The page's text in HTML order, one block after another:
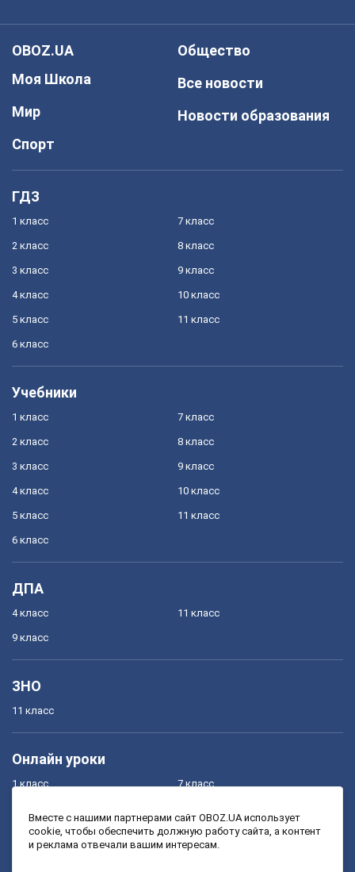
OBOZ.UA
Моя Школа
Мир
Спорт
Общество
Все новости
Новости образования
ГДЗ
1 класс
2 класс
3 класс
4 класс
5 класс
6 класс
7 класс
8 класс
9 класс
10 класс
11 класс
Учебники
1 класс
2 класс
3 класс
4 класс
5 класс
6 класс
7 класс
8 класс
9 класс
10 класс
11 класс
ДПА
4 класс
9 класс
11 класс
ЗНО
11 класс
Онлайн уроки
1 класс
3 класс
7 класс
9 класс
Вместе с нашими партнерами сайт OBOZ.UA использует
cookie, чтобы обеспечить должную работу сайта, а контент
и реклама отвечали вашим интересам.